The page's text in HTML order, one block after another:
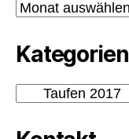
Archiv
Kategorien
Kategorien